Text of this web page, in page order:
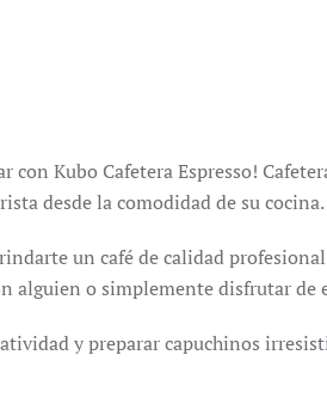
Kubo Cafetera Espresso!
desde la comodidad de su cocina.
un café de calidad
alguien o simplemente disfrutar de
y preparar capuchinos